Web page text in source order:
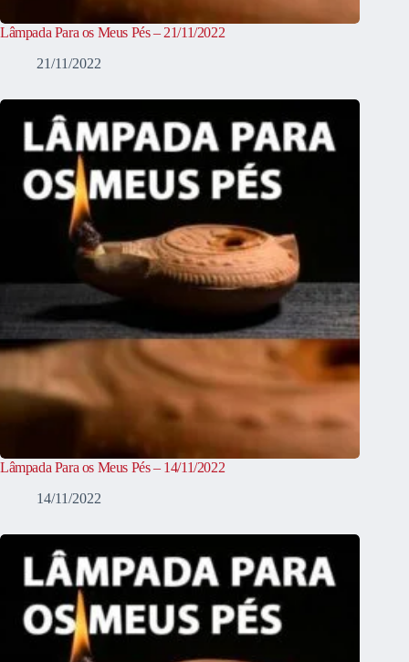
Lâmpada Para os Meus Pés – 21/11/2022
21/11/2022
Lâmpada Para os Meus Pés – 14/11/2022
14/11/2022